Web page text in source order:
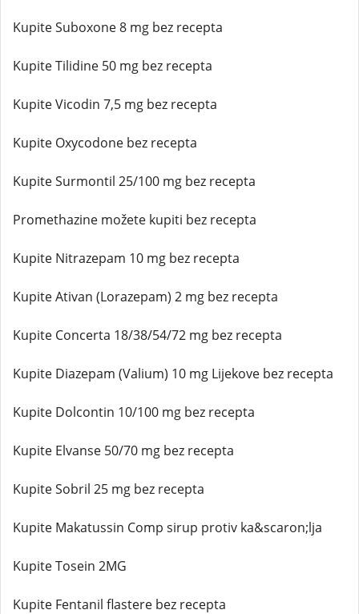
Kupite Suboxone 8 mg bez recepta
Kupite Tilidine 50 mg bez recepta
Kupite Vicodin 7,5 mg bez recepta
Kupite Oxycodone bez recepta
Kupite Surmontil 25/100 mg bez recepta
Promethazine možete kupiti bez recepta
Kupite Nitrazepam 10 mg bez recepta
Kupite Ativan (Lorazepam) 2 mg bez recepta
Kupite Concerta 18/38/54/72 mg bez recepta
Kupite Diazepam (Valium) 10 mg Lijekove bez recepta
Kupite Dolcontin 10/100 mg bez recepta
Kupite Elvanse 50/70 mg bez recepta
Kupite Sobril 25 mg bez recepta
Kupite Makatussin Comp sirup protiv ka&scaron;lja
Kupite Tosein 2MG
Kupite Fentanil flastere bez recepta